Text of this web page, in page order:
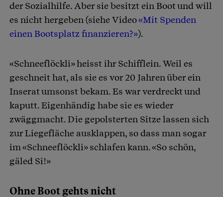
der Sozialhilfe. Aber sie besitzt ein Boot und will
es nicht hergeben (siehe Video«Mit Spenden
einen Bootsplatz finanzieren?»).
«Schneeflöckli» heisst ihr Schifflein. Weil es
geschneit hat, als sie es vor 20 Jahren über ein
Inserat umsonst bekam. Es war verdreckt und
kaputt. Eigenhändig habe sie es wieder
zwäggmacht. Die gepolsterten Sitze lassen sich
zur Liegefläche ausklappen, so dass man sogar
im «Schneeflöckli» schlafen kann. «So schön,
gäled Si!»
Ohne Boot gehts nicht